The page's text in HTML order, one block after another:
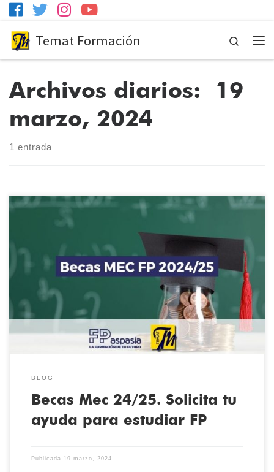
Temat Formación
Search
Archivos diarios: 19
marzo, 2024
1 entrada
La convocatoria para pedir las Becas Mec de estudios
postobligatorios y superiores no universitarios, entre los que se
incluye FP, ya están disponibles para solicitar. Desde el día 19 de
marzo hasta el 10 de mayo puedes solicitar la tuya. Si estudias una
FP de Grado Básico, Grado Medio, o Grado Superior, no […]
BLOG
Becas Mec 24/25. Solicita tu
ayuda para estudiar FP
Publicada 19 marzo, 2024